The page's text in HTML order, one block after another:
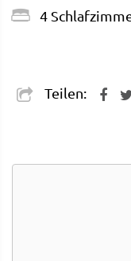
4
Teilen: